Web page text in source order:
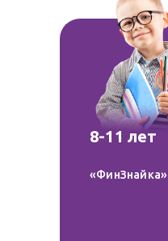
8-11 лет
«ФинЗнайка»